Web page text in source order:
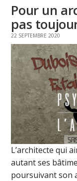
Pour un
pas
22 SEPTEMBRE 2020
L’architecte qui
autant ses
poursuivant son